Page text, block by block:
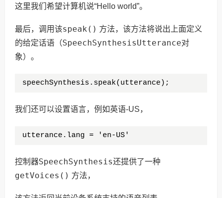
这里我们希望计算机说“Hello world”。
最后，调用该speak() 方法，该方法将说出上面定义
的给定话语（SpeechSynthesisUtterance对
象）。
speechSynthesis.speak(utterance);
我们还可以设置语言，例如英语-US，
utterance.lang = 'en-US'
控制器SpeechSynthesis还提供了一种
getVoices() 方法，